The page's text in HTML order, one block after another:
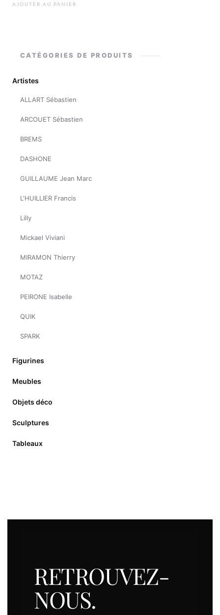
AJOUTER AU PANIER
CATÉGORIES DE PRODUITS
Artistes
ALLART Sébastien
ARCOUET Sébastien
BREMS
DASHONE
GUILLAUME Jean Marc
L'HUILLIER Francis
Lilly
Mickael Viviani
MIRAMON Thierry
MOTAZ
PEIRONE Isabelle
QUIK
SPARK
Figurines
Meubles
Objets déco
Sculptures
Tableaux
RETROUVEZ-
NOUS.